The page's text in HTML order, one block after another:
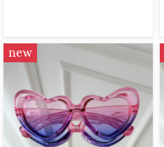
new